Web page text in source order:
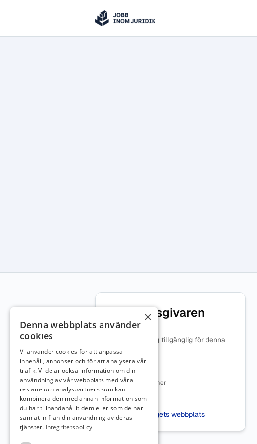
Hoppa till innehåll
Jobbinomjuridik
Om arbetsgivaren
Ingen beskrivning tillgänglig för denna
Organisationsnummer
8660013239
Webbplats
Besök företagets webbplats
×
Denna webbplats använder
cookies
Vi använder cookies för att anpassa
innehåll, annonser och för att analysera vår
trafik. Vi delar också information om din
användning av vår webbplats med våra
reklam- och analyspartners som kan
kombinera den med annan information som
du har tillhandahållit dem eller som de har
samlat in från din användning av deras
tjänster. Integritetspolicy